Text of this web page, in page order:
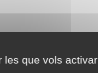
les que vols activar